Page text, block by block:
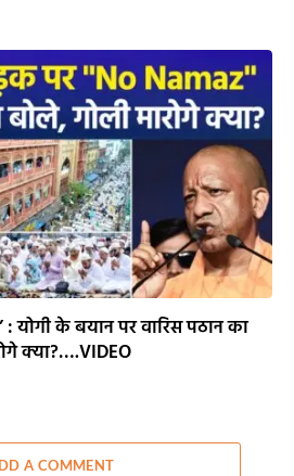
योगी के बयान पर वारिस पठान का
क्या?….VIDEO
A COMMENT